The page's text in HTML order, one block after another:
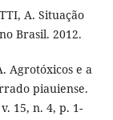
A. Situação
Brasil. 2012.
Agrotóxicos e a
piauiense.
15, n. 4, p. 1-